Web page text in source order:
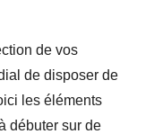
de vos
de disposer de
les éléments
débuter sur de